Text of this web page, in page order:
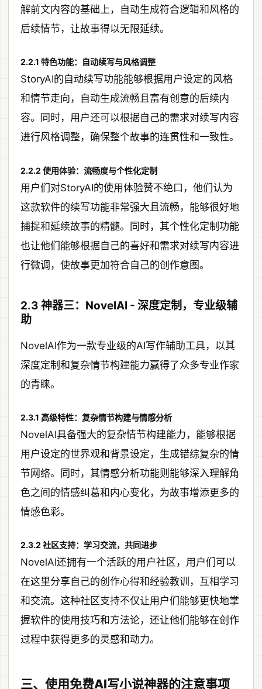
解前文内容的基础上，自动生成符合逻辑和风格的
后续情节，让故事得以无限延续。
2.2.1 特色功能：自动续写与风格调整
StoryAI的自动续写功能能够根据用户设定的风格
和情节走向，自动生成流畅且富有创意的后续内
容。同时，用户还可以根据自己的需求对续写内容
进行风格调整，确保整个故事的连贯性和一致性。
2.2.2 使用体验：流畅度与个性化定制
用户们对StoryAI的使用体验赞不绝口，他们认为
这款软件的续写功能非常强大且流畅，能够很好地
捕捉和延续故事的精髓。同时，其个性化定制功能
也让他们能够根据自己的喜好和需求对续写内容进
行微调，使故事更加符合自己的创作意图。
2.3 神器三：NovelAI - 深度定制，专业级辅
助
NovelAI作为一款专业级的AI写作辅助工具，以其
深度定制和复杂情节构建能力赢得了众多专业作家
的青睐。
2.3.1 高级特性：复杂情节构建与情感分析
NovelAI具备强大的复杂情节构建能力，能够根据
用户设定的世界观和背景设定，生成错综复杂的情
节网络。同时，其情感分析功能则能够深入理解角
色之间的情感纠葛和内心变化，为故事增添更多的
情感色彩。
2.3.2 社区支持：学习交流，共同进步
NovelAI还拥有一个活跃的用户社区，用户们可以
在这里分享自己的创作心得和经验教训，互相学习
和交流。这种社区支持不仅让用户们能够更快地掌
握软件的使用技巧和方法论，还让他们能够在创作
过程中获得更多的灵感和动力。
三、使用免费AI写小说神器的注意事项